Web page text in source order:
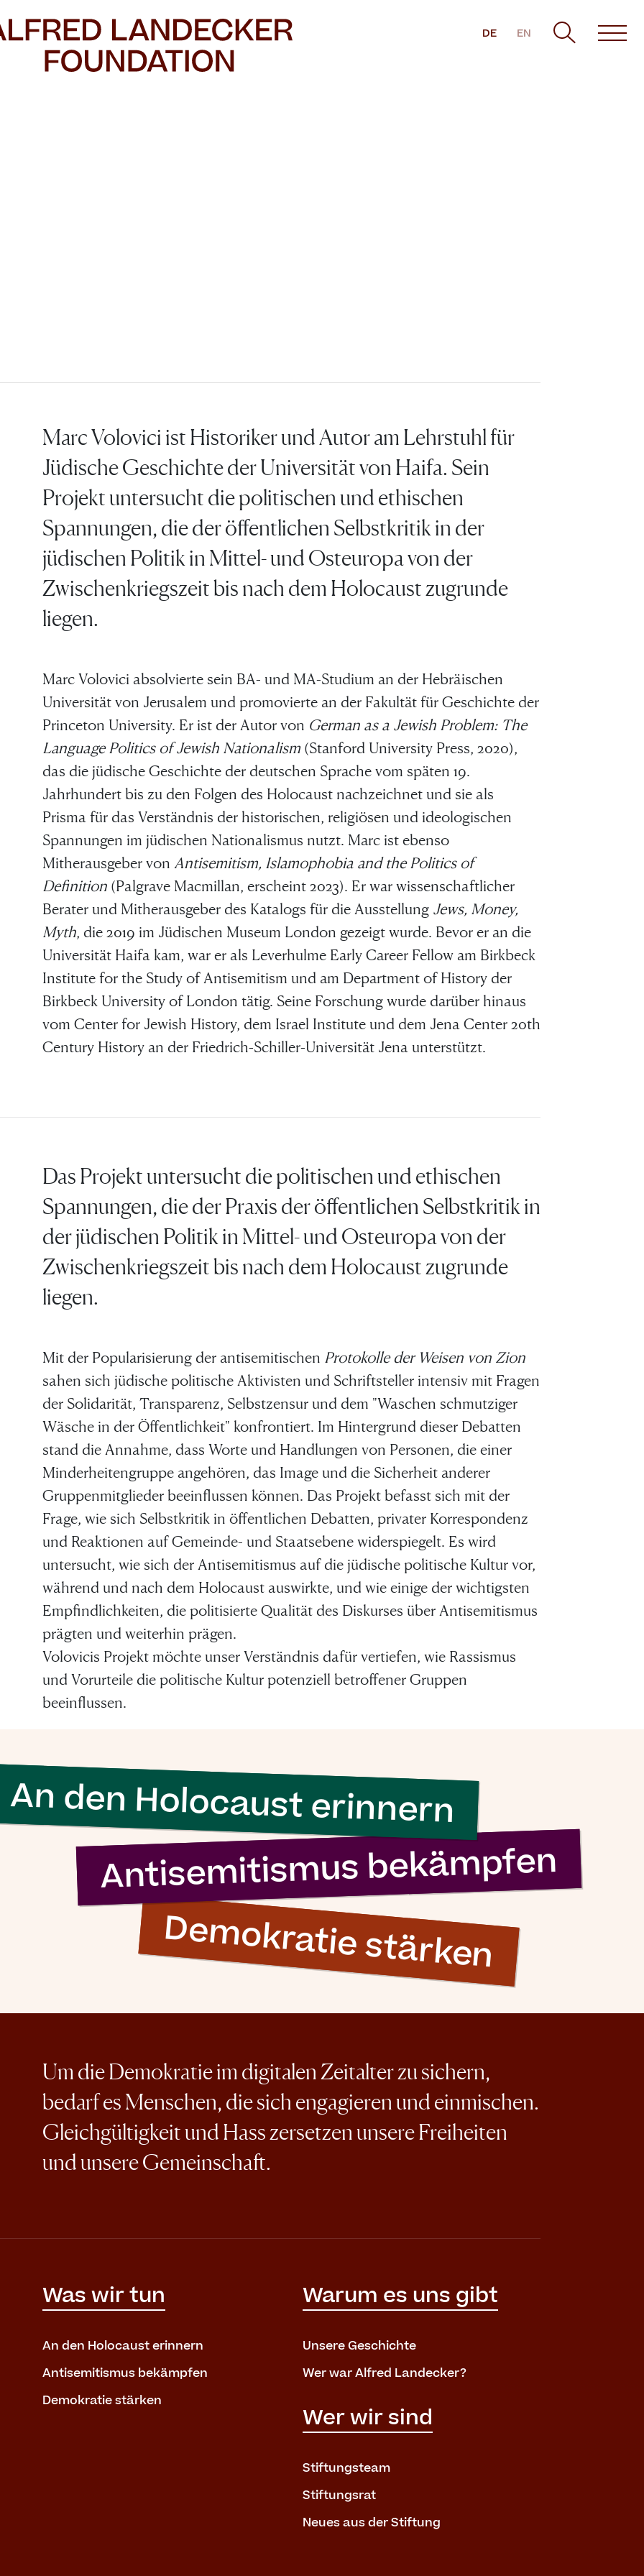
DE EN
Marc Volovici ist Historiker und Autor am Lehrstuhl für
Jüdische Geschichte der Universität von Haifa. Sein
Projekt untersucht die politischen und ethischen
Spannungen, die der öffentlichen Selbstkritik in der
jüdischen Politik in Mittel- und Osteuropa von der
Zwischenkriegszeit bis nach dem Holocaust zugrunde
liegen.
Marc Volovici absolvierte sein BA- und MA-Studium an der Hebräischen
Universität von Jerusalem und promovierte an der Fakultät für Geschichte der
Princeton University. Er ist der Autor von German as a Jewish Problem: The
Language Politics of Jewish Nationalism(Stanford University Press, 2020),
das die jüdische Geschichte der deutschen Sprache vom späten 19.
Jahrhundert bis zu den Folgen des Holocaust nachzeichnet und sie als
Prisma für das Verständnis der historischen, religiösen und ideologischen
Spannungen im jüdischen Nationalismus nutzt. Marc ist ebenso
Mitherausgeber von Antisemitism, Islamophobia and the Politics of
Definition(Palgrave Macmillan, erscheint 2023). Er war wissenschaftlicher
Berater und Mitherausgeber des Katalogs für die Ausstellung Jews, Money,
Myth, die 2019 im Jüdischen Museum London gezeigt wurde. Bevor er an die
Universität Haifa kam, war er als Leverhulme Early Career Fellow am Birkbeck
Institute for the Study of Antisemitism und am Department of History der
Birkbeck University of London tätig. Seine Forschung wurde darüber hinaus
vom Center for Jewish History, dem Israel Institute und dem Jena Center 20th
Century History an der Friedrich-Schiller-Universität Jena unterstützt.
Das Projekt untersucht die politischen und ethischen
Spannungen, die der Praxis der öffentlichen Selbstkritik in
der jüdischen Politik in Mittel- und Osteuropa von der
Zwischenkriegszeit bis nach dem Holocaust zugrunde
liegen.
Mit der Popularisierung der antisemitischen Protokolle der Weisen von Zion
sahen sich jüdische politische Aktivisten und Schriftsteller intensiv mit Fragen
der Solidarität, Transparenz, Selbstzensur und dem "Waschen schmutziger
Wäsche in der Öffentlichkeit" konfrontiert. Im Hintergrund dieser Debatten
stand die Annahme, dass Worte und Handlungen von Personen, die einer
Minderheitengruppe angehören, das Image und die Sicherheit anderer
Gruppenmitglieder beeinflussen können. Das Projekt befasst sich mit der
Frage, wie sich Selbstkritik in öffentlichen Debatten, privater Korrespondenz
und Reaktionen auf Gemeinde- und Staatsebene widerspiegelt. Es wird
untersucht, wie sich der Antisemitismus auf die jüdische politische Kultur vor,
während und nach dem Holocaust auswirkte, und wie einige der wichtigsten
Empfindlichkeiten, die politisierte Qualität des Diskurses über Antisemitismus
prägten und weiterhin prägen.
Volovicis Projekt möchte unser Verständnis dafür vertiefen, wie Rassismus
und Vorurteile die politische Kultur potenziell betroffener Gruppen
beeinflussen.
An den Holocaust erinnern
Antisemitismus bekämpfen
Demokratie stärken
Um die Demokratie im digitalen Zeitalter zu sichern,
bedarf es Menschen, die sich engagieren und einmischen.
Gleichgültigkeit und Hass zersetzen unsere Freiheiten
und unsere Gemeinschaft.
Was wir tun
An den Holocaust erinnern
Antisemitismus bekämpfen
Demokratie stärken
Warum es uns gibt
Unsere Geschichte
Wer war Alfred Landecker?
Wer wir sind
Stiftungsteam
Stiftungsrat
Neues aus der Stiftung
das Böse
braucht es
gute Menschen,
die nichts
unternehmen”
Simon Wiesenthal (1908 – 2005)